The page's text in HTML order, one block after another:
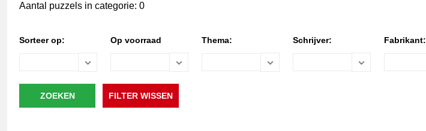
Aantal puzzels in categorie: 0
Sorteer op: Op voorraad Thema: Schrijver: Fabrikant: